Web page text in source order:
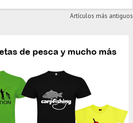
Artículos más antiguos